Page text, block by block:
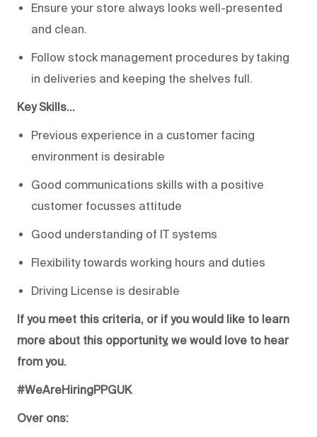
Ensure your store always looks well-presented
and clean.
Follow stock management procedures by taking
in deliveries and keeping the shelves full.
Key Skills…
Previous experience in a customer facing
environment is desirable
Good communications skills with a positive
customer focusses attitude
Good understanding of IT systems
Flexibility towards working hours and duties
Driving License is desirable
If you meet this criteria, or if you would like to learn
more about this opportunity, we would love to hear
from you.
#WeAreHiringPPGUK
Over ons: